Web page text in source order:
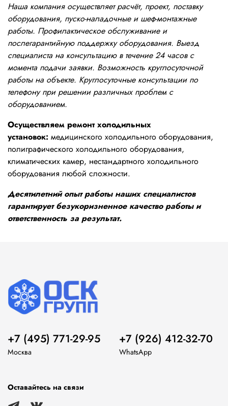
Наша компания осуществляет расчёт, проект, поставку
оборудования, пуско-наладочные и шеф-монтажные
работы. Профилактическое обслуживание и
послегарантийную поддержку оборудования. Выезд
специалиста на консультацию в течение 24 часов с
момента подачи заявки. Возможность круглосуточной
работы на объекте. Круглосуточные консультации по
телефону при решении различных проблем с
оборудованием.
Осуществляем ремонт холодильных
установок: медицинского холодильного оборудования,
полиграфического холодильного оборудования,
климатических камер, нестандартного холодильного
оборудования любой сложности.
Десятилетний опыт работы наших специалистов
гарантирует безукоризненное качество работы и
ответственность за результат.
+7 (495) 771-29-95
Москва
+7 (926) 412-32-70
WhatsApp
Оставайтесь на связи